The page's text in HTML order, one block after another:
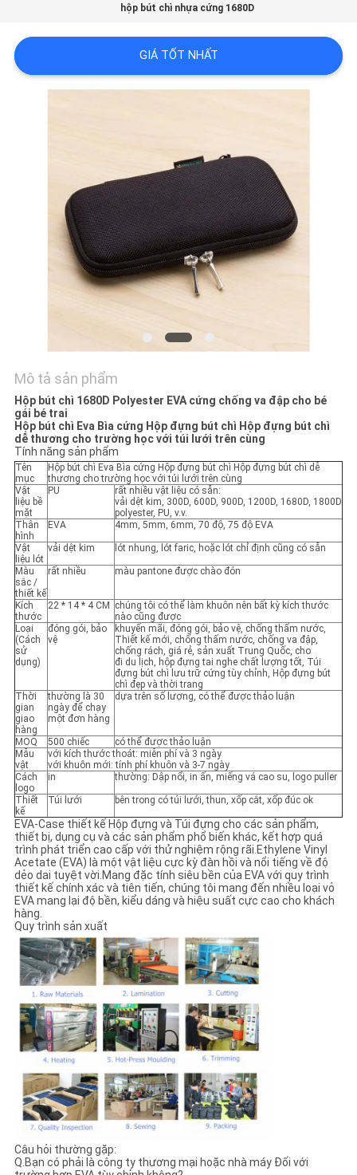
ĐỒ
TRANG
POLICY
hộp bút chì nhựa cứng 1680D
GIÁ TỐT NHẤT
Mô tả sản phẩm
Hộp bút chì 1680D Polyester EVA cứng chống va đập cho bé
gái bé trai
Hộp bút chì Eva Bìa cứng Hộp đựng bút chì Hộp đựng bút chì
dễ thương cho trường học với túi lưới trên cùng
Tính năng sản phẩm
Tên
mục
Hộp bút chì Eva Bìa cứng Hộp đựng bút chì Hộp đựng bút chì dễ
thương cho trường học với túi lưới trên cùng
Vật
liệu bề
mặt
PU
rất nhiều vật liệu có sẵn:
vải dệt kim, 300D, 600D, 900D, 1200D, 1680D, 1800D
polyester, PU, ​​v.v.
Thân
hình
EVA 4mm, 5mm, 6mm, 70 độ, 75 độ EVA
Vật
liệu lót
vải dệt kim lót nhung, lót faric, hoặc lót chỉ định cũng có sẵn
Màu
sắc /
thiết kế
rất nhiều màu pantone được chào đón
Kích
thước
22 * 14 * 4 CM
chúng tôi có thể làm khuôn nên bất kỳ kích thước
nào cũng được
Loại
(Cách
sử
dụng)
đóng gói, bảo
vệ
khuyến mãi, đóng gói, bảo vệ, chống thấm nước,
Thiết kế mới, chống thấm nước, chống va đập,
chống rách, giá rẻ, sản xuất Trung Quốc, cho
đi du lịch, hộp đựng tai nghe chất lượng tốt, Túi
đựng bút chì lưu trữ cứng tùy chỉnh, Hộp đựng bút
chì đẹp và thời trang
Thời
gian
giao
hàng
thường là 30
ngày để chạy
một đơn hàng
dựa trên số lượng, có thể được thảo luận
MOQ 500 chiếc
có thể được thảo luận
Mẫu
vật
với kích thước thoát: miễn phí và 3 ngày
với khuôn mới: tính phí khuôn và 3-7 ngày
Cách
logo
in thường: Dập nổi, in ấn, miếng vá cao su, logo puller
Thiết
kế
Túi lưới bên trong có túi lưới, thun, xốp cắt, xốp đúc ok
EVA-Case thiết kế Hộp đựng và Túi đựng cho các sản phẩm,
thiết bị, dụng cụ và các sản phẩm phổ biến khác, kết hợp quá
trình phát triển cao cấp với thử nghiệm rộng rãi.Ethylene Vinyl
Acetate (EVA) là một vật liệu cực kỳ đàn hồi và nổi tiếng về độ
dẻo dai tuyệt vời.Mang đặc tính siêu bền của EVA với quy trình
thiết kế chính xác và tiên tiến, chúng tôi mang đến nhiều loại vỏ
EVA mang lại độ bền, kiểu dáng và hiệu suất cực cao cho khách
hàng.
Quy trình sản xuất
Câu hỏi thường gặp:
Q.Bạn có phải là công ty thương mại hoặc nhà máy Đối với